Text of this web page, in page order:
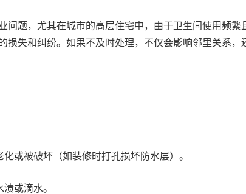
问题，尤其在城市的高层住宅中，由于卫生间使用频繁
损失和纠纷。如果不及时处理，不仅会影响邻里关系，
或被破坏（如装修时打孔损坏防水层）。
或滴水。